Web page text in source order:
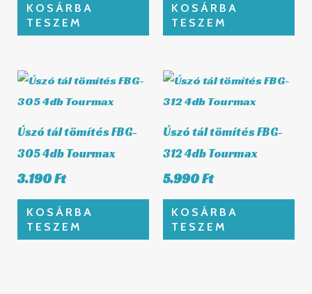
KOSÁRBA
TESZEM
KOSÁRBA
TESZEM
Úszó tál tömítés FBG-
305 4db Tourmax
3.190Ft
KOSÁRBA
TESZEM
Úszó tál tömítés FBG-
312 4db Tourmax
5.990Ft
KOSÁRBA
TESZEM